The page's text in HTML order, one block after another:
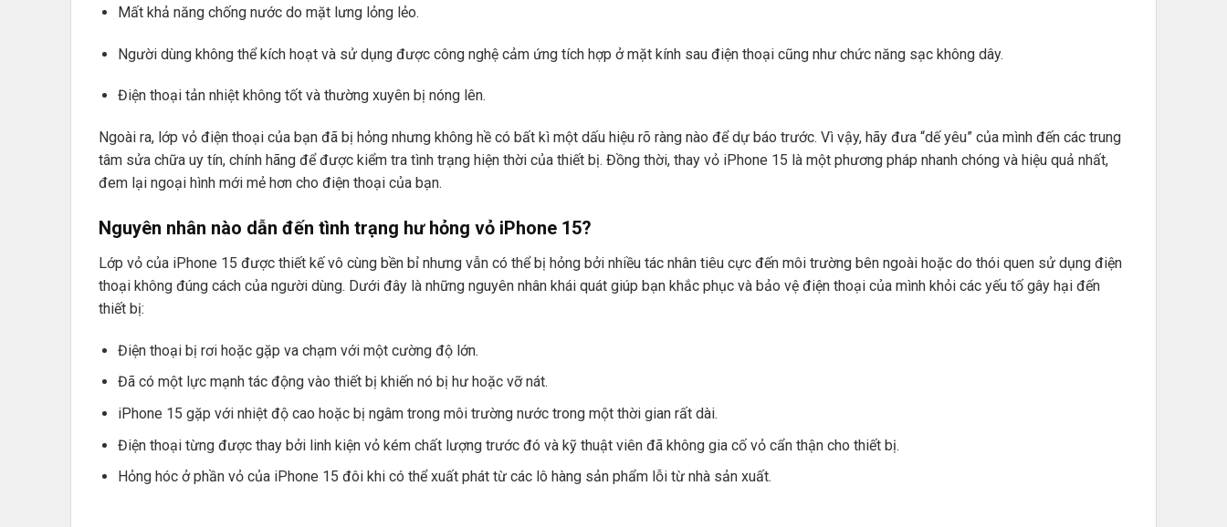
Mất khả năng chống nước do mặt lưng lỏng lẻo.
Người dùng không thể kích hoạt và sử dụng được công nghệ cảm ứng tích hợp ở mặt kính sau điện thoại cũng như chức năng sạc không dây.
Điện thoại tản nhiệt không tốt và thường xuyên bị nóng lên.
Ngoài ra, lớp vỏ điện thoại của bạn đã bị hỏng nhưng không hề có bất kì một dấu hiệu rõ ràng nào để dự báo trước. Vì vậy, hãy đưa “dế yêu” của mình đến các trung
tâm sửa chữa uy tín, chính hãng để được kiểm tra tình trạng hiện thời của thiết bị. Đồng thời, thay vỏ iPhone 15 là một phương pháp nhanh chóng và hiệu quả nhất,
đem lại ngoại hình mới mẻ hơn cho điện thoại của bạn.
Nguyên nhân nào dẫn đến tình trạng hư hỏng vỏ iPhone 15?
Lớp vỏ của iPhone 15 được thiết kế vô cùng bền bỉ nhưng vẫn có thể bị hỏng bởi nhiều tác nhân tiêu cực đến môi trường bên ngoài hoặc do thói quen sử dụng điện
thoại không đúng cách của người dùng. Dưới đây là những nguyên nhân khái quát giúp bạn khắc phục và bảo vệ điện thoại của mình khỏi các yếu tố gây hại đến
thiết bị:
Điện thoại bị rơi hoặc gặp va chạm với một cường độ lớn.
Đã có một lực mạnh tác động vào thiết bị khiến nó bị hư hoặc vỡ nát.
iPhone 15 gặp với nhiệt độ cao hoặc bị ngâm trong môi trường nước trong một thời gian rất dài.
Điện thoại từng được thay bởi linh kiện vỏ kém chất lượng trước đó và kỹ thuật viên đã không gia cố vỏ cẩn thận cho thiết bị.
Hỏng hóc ở phần vỏ của iPhone 15 đôi khi có thể xuất phát từ các lô hàng sản phẩm lỗi từ nhà sản xuất.